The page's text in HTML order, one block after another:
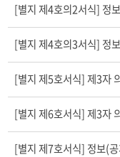
[별지 제4호의2서식] 정
[별지 제4호의3서식] 정
[별지 제5호서식] 제3자
[별지 제6호서식] 제3자
[별지 제7호서식] 정보(